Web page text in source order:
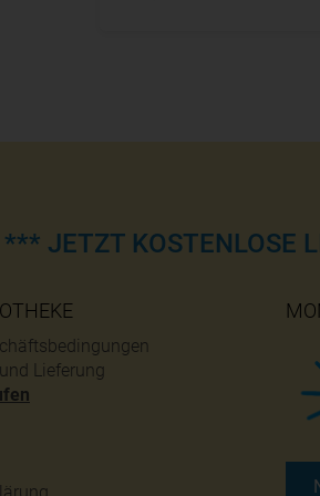
*** JETZT KOSTENLOSE
Lieferung